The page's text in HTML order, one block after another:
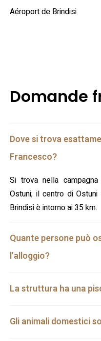
Aéroport de Brindisi
Domande
Dove si trova
Francesco?
Si trova nella
Ostuni; il centro di
Brindisi è intorno ai 35 km.
Quante persone può
l’alloggio?
La struttura ha una
Gli animali domestici